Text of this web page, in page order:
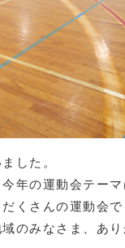
した。
年の運動会テー
くさんの運動会で
のみなさま、あり